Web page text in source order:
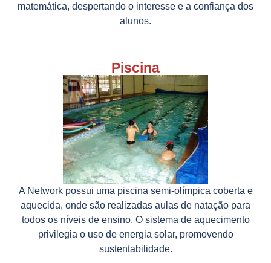
matemática, despertando o interesse e a confiança dos
alunos.
Piscina
A Network possui uma piscina semi-olímpica coberta e
aquecida, onde são realizadas aulas de natação para
todos os níveis de ensino. O sistema de aquecimento
privilegia o uso de energia solar, promovendo
sustentabilidade.